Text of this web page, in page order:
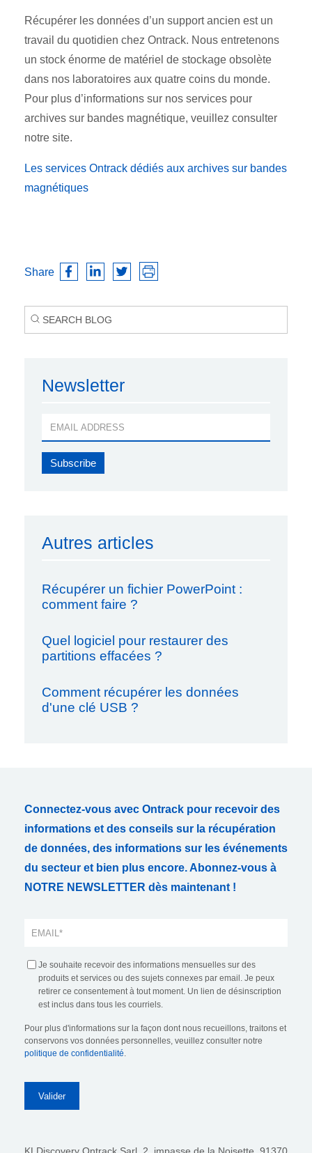
Récupérer les données d’un support ancien est un
travail du quotidien chez Ontrack. Nous entretenons
un stock énorme de matériel de stockage obsolète
dans nos laboratoires aux quatre coins du monde.
Pour plus d’informations sur nos services pour
archives sur bandes magnétique, veuillez consulter
notre site.
Les services Ontrack dédiés aux archives sur bandes
magnétiques
Share
Newsletter
Autres articles
Récupérer un fichier PowerPoint :
comment faire ?
Quel logiciel pour restaurer des
partitions effacées ?
Comment récupérer les données
d'une clé USB ?
Connectez-vous avec Ontrack pour recevoir des
informations et des conseils sur la récupération
de données, des informations sur les événements
du secteur et bien plus encore. Abonnez-vous à
NOTRE NEWSLETTER dès maintenant !
Je souhaite recevoir des informations mensuelles sur des
produits et services ou des sujets connexes par email. Je peux
retirer ce consentement à tout moment. Un lien de désinscription
est inclus dans tous les courriels.
Pour plus d'informations sur la façon dont nous recueillons, traitons et
conservons vos données personnelles, veuillez consulter notre
politique de confidentialité.